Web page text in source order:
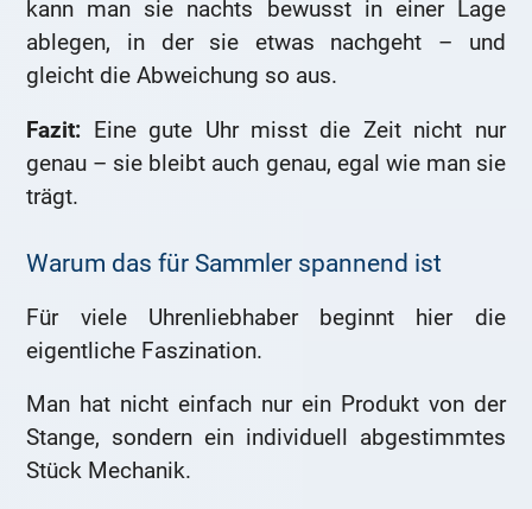
kann man sie nachts bewusst in einer Lage
ablegen, in der sie etwas nachgeht – und
gleicht die Abweichung so aus.
Fazit: Eine gute Uhr misst die Zeit nicht nur
genau – sie bleibt auch genau, egal wie man sie
trägt.
Warum das für Sammler spannend ist
Für viele Uhrenliebhaber beginnt hier die
eigentliche Faszination.
Man hat nicht einfach nur ein Produkt von der
Stange, sondern ein individuell abgestimmtes
Stück Mechanik.